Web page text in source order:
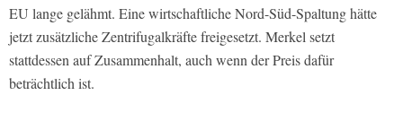
EU lange gelähmt. Eine wirtschaftliche Nord-Süd-Spaltung hätte
jetzt zusätzliche Zentrifugalkräfte freigesetzt. Merkel setzt
stattdessen auf Zusammenhalt, auch wenn der Preis dafür
beträchtlich ist.